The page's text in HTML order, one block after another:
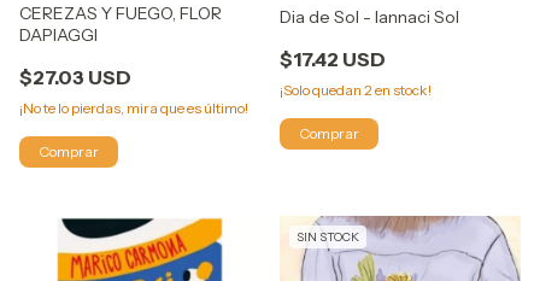
CEREZAS Y FUEGO, FLOR
DAPIAGGI
$27.03 USD
¡No te lo pierdas, mira que es último!
Dia de Sol - Iannaci Sol
$17.42 USD
¡Solo quedan 2en stock!
SIN STOCK